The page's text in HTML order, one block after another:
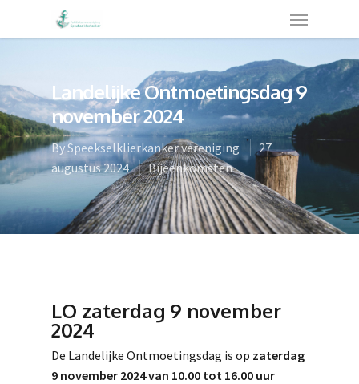
Landelijke Ontmoetingsdag 9
november 2024
BySpeekselklierkanker vereniging
27
augustus 2024
Bijeenkomsten
LO zaterdag 9 november
2024
De Landelijke Ontmoetingsdag is op zaterdag
9 november 2024 van 10.00 tot 16.00 uur